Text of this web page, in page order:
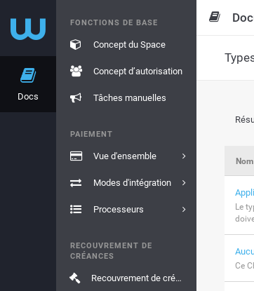
Docs
FONCTIONS DE BASE
Concept du Space
Concept d’autorisation
Tâches manuelles
PAIEMENT
Vue d'ensemble
Modes d'intégration
Processeurs
RECOUVREMENT DE
CRÉANCES
Recouvrement de créances
Le
Ce
Nom